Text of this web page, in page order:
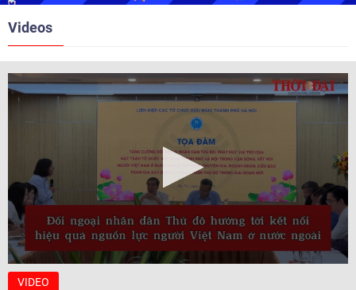
Videos
VIDEO